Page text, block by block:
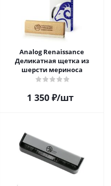
Analog Renaissance
Деликатная щетка из
шерсти мериноса
1 350₽/шт